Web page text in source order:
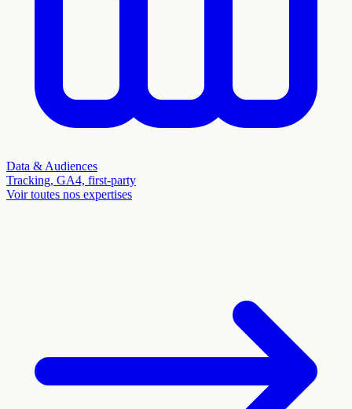
Data & Audiences
Tracking, GA4, first-party
Voir toutes nos expertises